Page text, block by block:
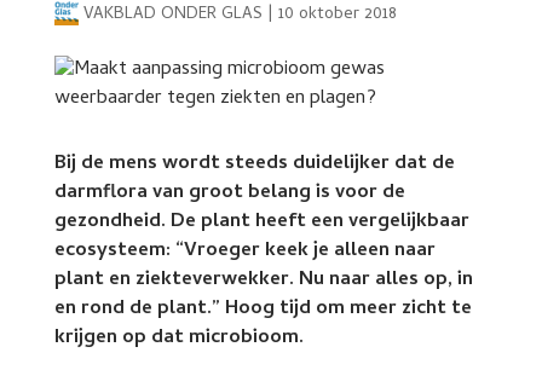
VAKBLAD ONDER GLAS | 10 oktober 2018
Bij de mens wordt steeds duidelijker dat de
darmflora van groot belang is voor de
gezondheid. De plant heeft een vergelijkbaar
ecosysteem: “Vroeger keek je alleen naar
plant en ziekteverwekker. Nu naar alles op, in
en rond de plant.” Hoog tijd om meer zicht te
krijgen op dat microbioom.